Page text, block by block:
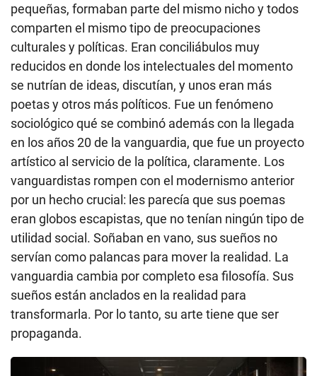
pequeñas, formaban parte del mismo nicho y todos
comparten el mismo tipo de preocupaciones
culturales y políticas. Eran conciliábulos muy
reducidos en donde los intelectuales del momento
se nutrían de ideas, discutían, y unos eran más
poetas y otros más políticos. Fue un fenómeno
sociológico qué se combinó además con la llegada
en los años 20 de la vanguardia, que fue un proyecto
artístico al servicio de la política, claramente. Los
vanguardistas rompen con el modernismo anterior
por un hecho crucial: les parecía que sus poemas
eran globos escapistas, que no tenían ningún tipo de
utilidad social. Soñaban en vano, sus sueños no
servían como palancas para mover la realidad. La
vanguardia cambia por completo esa filosofía. Sus
sueños están anclados en la realidad para
transformarla. Por lo tanto, su arte tiene que ser
propaganda.